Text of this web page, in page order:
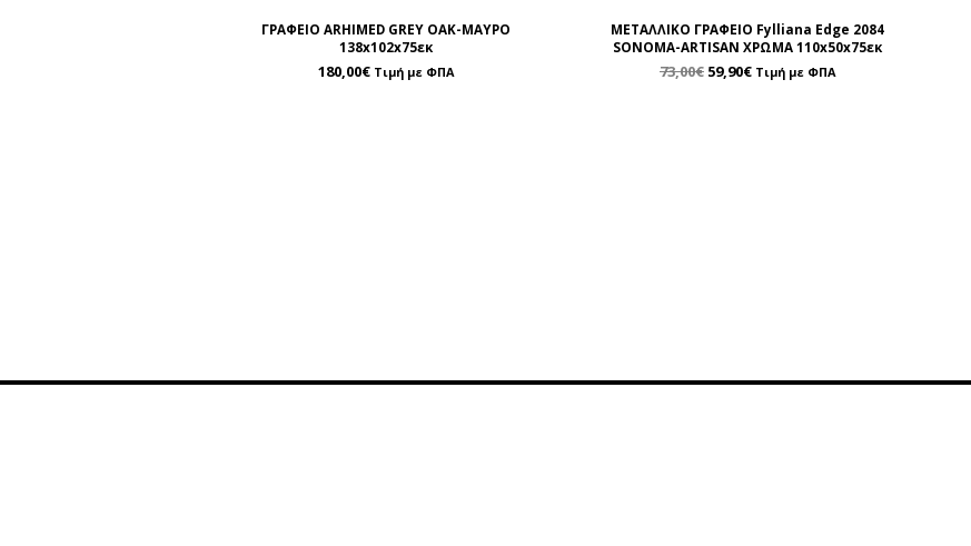
ΓΡΑΦΕΙΟ ARHIMED GREY OAK-ΜΑΥΡΟ
138x102x75εκ
180,00€ Τιμή με ΦΠΑ
ΜΕΤΑΛΛΙΚΟ ΓΡΑΦΕΙΟ Fylliana Edge 2084
SONOMA-ARTISAN ΧΡΩΜΑ 110x50x75εκ
73,00€ 59,90€ Τιμή με ΦΠΑ